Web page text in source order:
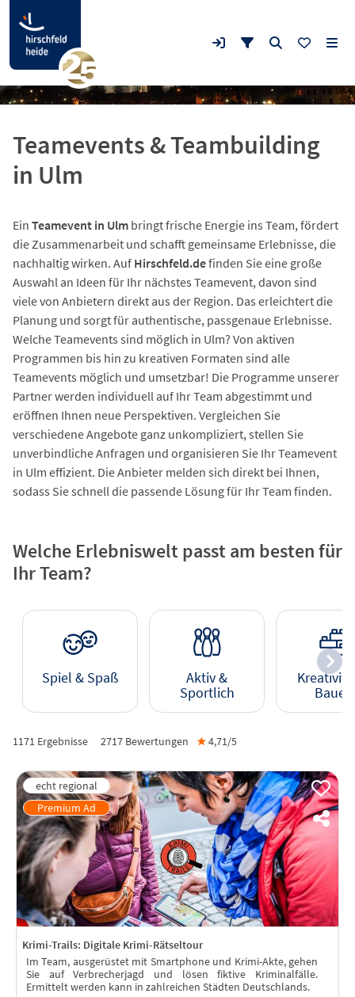
Teamevents & Teambuilding
in Ulm
Ein Teamevent in Ulm bringt frische Energie ins Team, fördert
die Zusammenarbeit und schafft gemeinsame Erlebnisse, die
nachhaltig wirken. Auf Hirschfeld.definden Sie eine große
Auswahl an Ideen für Ihr nächstes Teamevent, davon sind
viele von Anbietern direkt aus der Region. Das erleichtert die
Planung und sorgt für authentische, passgenaue Erlebnisse.
Welche Teamevents sind möglich in Ulm? Von aktiven
Programmen bis hin zu kreativen Formaten sind alle
Teamevents möglich und umsetzbar! Die Programme unserer
Partner werden individuell auf Ihr Team abgestimmt und
eröffnen Ihnen neue Perspektiven. Vergleichen Sie
verschiedene Angebote ganz unkompliziert, stellen Sie
unverbindliche Anfragen und organisieren Sie Ihr Teamevent
in Ulm effizient. Die Anbieter melden sich direkt bei Ihnen,
sodass Sie schnell die passende Lösung für Ihr Team finden.
Welche Erlebniswelt passt am besten für
Ihr Team?
Spiel & Spaß
Aktiv &
Sportlich
Bauen
1171 Ergebnisse 2717 Bewertungen ★4,71/5
Krimi-Trails: Digitale Krimi-Rätseltour
Im Team, ausgerüstet mit Smartphone und Krimi-Akte, gehen
Sie auf Verbrecherjagd und lösen fiktive Kriminalfälle.
Ermittelt werden kann in zahlreichen Städten Deutschlands.